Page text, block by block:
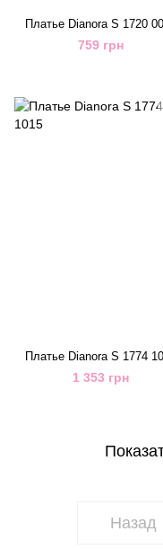
Платье Dianora S 1720
759 грн
Платье Dianora S 1774
1 353 грн
Назад